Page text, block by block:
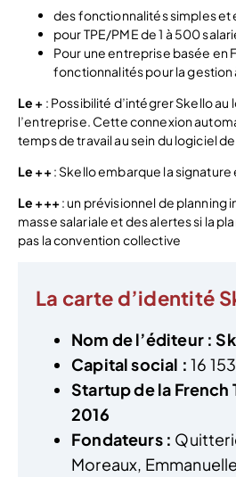
des fonctionnalités simples
pour TPE/PME de 1 à 500
Pour une entreprise basée en
fonctionnalités pour la gestion
Le + : Possibilité d’intégrer Skello au
l’entreprise. Cette connexion
temps de travail au sein du logiciel
Le ++: Skello embarque la
Le +++: un prévisionnel de planning
masse salariale et des alertes si la
pas la convention collective
La carte d’identité
Nom de l’éditeur :
Capital social : 16
Startup de la French
2016
Fondateurs :
Moreaux,